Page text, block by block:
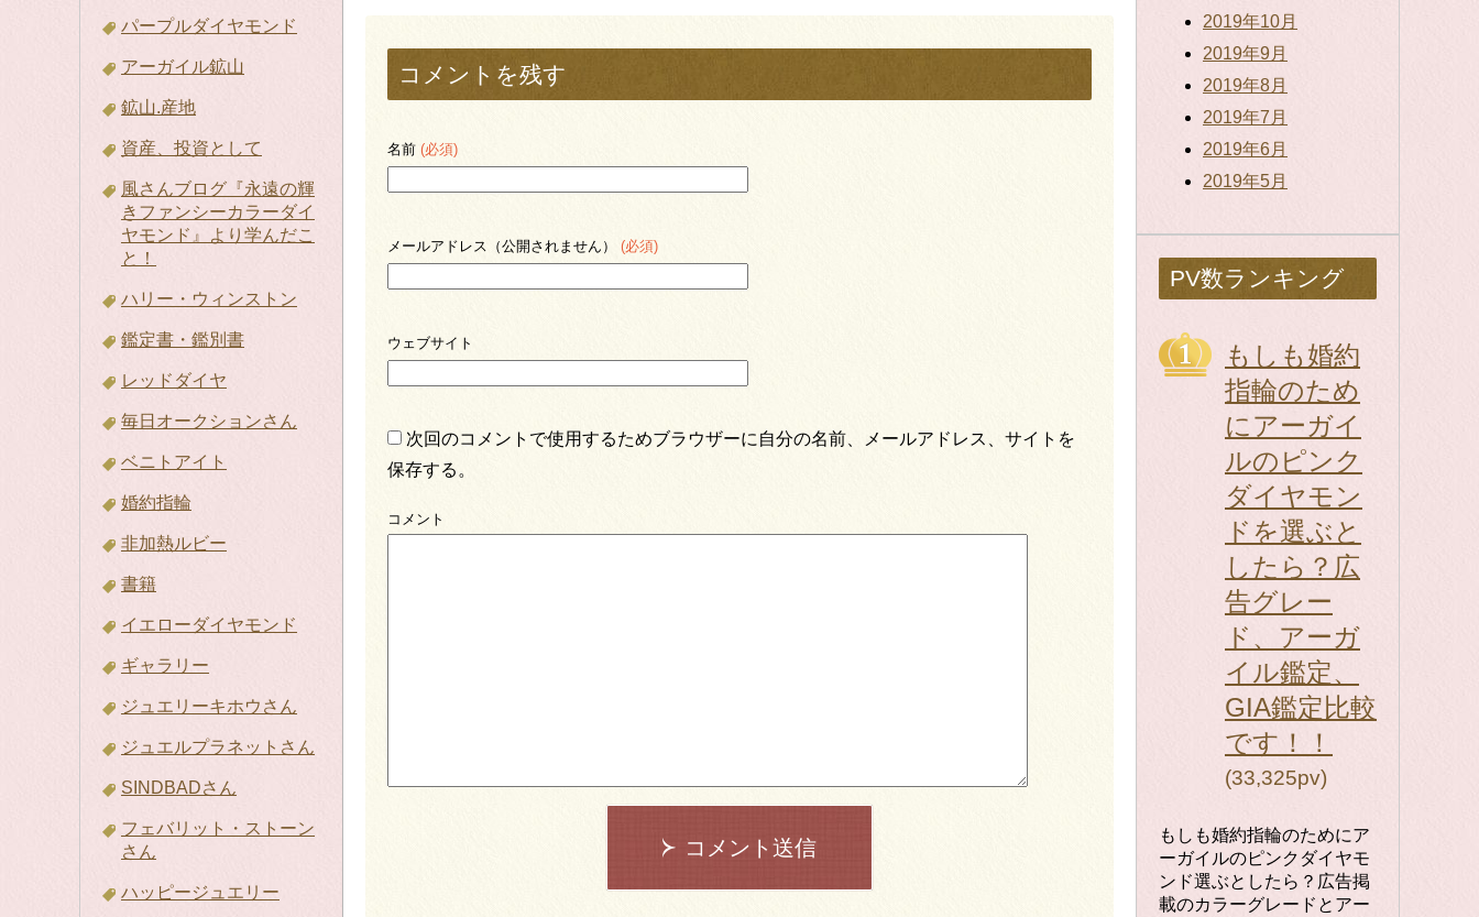
パープルダイヤモンド
アーガイル鉱山
鉱山.産地
資産、投資として
風さんブログ『永遠の輝
きファンシーカラーダイ
ヤモンド』より学んだこ
と！
ハリー・ウィンストン
鑑定書・鑑別書
レッドダイヤ
毎日オークションさん
ベニトアイト
婚約指輪
非加熱ルビー
書籍
イエローダイヤモンド
ギャラリー
ジュエリーキホウさん
ジュエルプラネットさん
SINDBADさん
フェバリット・ストーン
さん
ハッピージュエリー
コメントを残す
名前 (必須)
メールアドレス（公開されません） (必須)
ウェブサイト
次回のコメントで使用するためブラウザーに自分の名前、メールアドレス、サイトを
保存する。
コメント
コメント送信
2019年10月
2019年9月
2019年8月
2019年7月
2019年6月
2019年5月
PV数ランキング
もしも婚約
指輪のため
にアーガイ
ルのピンク
ダイヤモン
ドを選ぶと
したら？広
告グレー
ド、アーガ
イル鑑定、
GIA鑑定比較
です！！
(33,325pv)
もしも婚約指輪のためにア
ーガイルのピンクダイヤモ
ンド選ぶとしたら？広告掲
載のカラーグレードとアー